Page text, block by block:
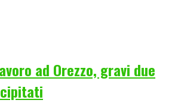
ad Orezzo, gravi due